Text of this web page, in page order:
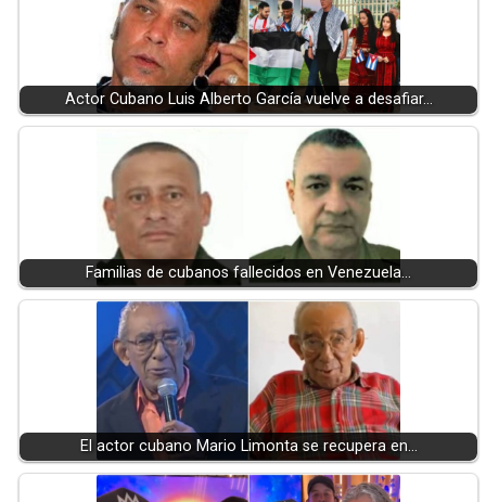
Actor Cubano Luis Alberto García vuelve a desafiar…
Familias de cubanos fallecidos en Venezuela…
El actor cubano Mario Limonta se recupera en…